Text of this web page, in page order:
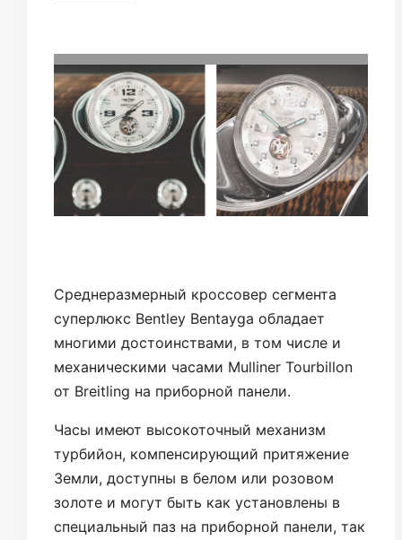
Среднеразмерный кроссовер сегмента
суперлюкс Bentley Bentayga обладает
многими достоинствами, в том числе и
механическими часами Mulliner Tourbillon
от Breitling на приборной панели.
Часы имеют высокоточный механизм
турбийон, компенсирующий притяжение
Земли, доступны в белом или розовом
золоте и могут быть как установлены в
специальный паз на приборной панели, так